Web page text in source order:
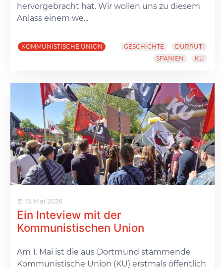
hervorgebracht hat. Wir wollen uns zu diesem
Anlass einem we...
KOMMUNISTISCHE UNION GESCHICHTE
DURRUTI
SPANIEN
KU
15. Mai 2026
Ein Inteview mit der
Kommunistischen Union
Am 1. Mai ist die aus Dortmund stammende
Kommunistische Union (KU) erstmals öffentlich